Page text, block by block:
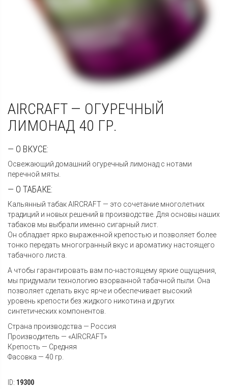
AIRCRAFT — ОГУРЕЧНЫЙ
ЛИМОНАД 40 ГР.
— О ВКУСЕ:
Освежающий домашний огуречный лимонад с нотами
перечной мяты.
— О ТАБАКЕ:
Кальянный табак AIRCRAFT — это сочетание многолетних
традиций и новых решений в производстве. Для основы наших
табаков мы выбрали именно сигарный лист.
Он обладает ярко выраженной крепостью и позволяет более
тонко передать многогранный вкус и ароматику настоящего
табачного листа.
А чтобы гарантировать вам по-настоящему яркие ощущения,
мы придумали технологию взорванной табачной пыли. Она
позволяет сделать вкус ярче и обеспечивает высокий
уровень крепости без жидкого никотина и других
синтетических компонентов.
Страна производства — Россия
Производитель — «AIRCRAFT»
Крепость — Средняя
Фасовка — 40 гр.
ID: 19300